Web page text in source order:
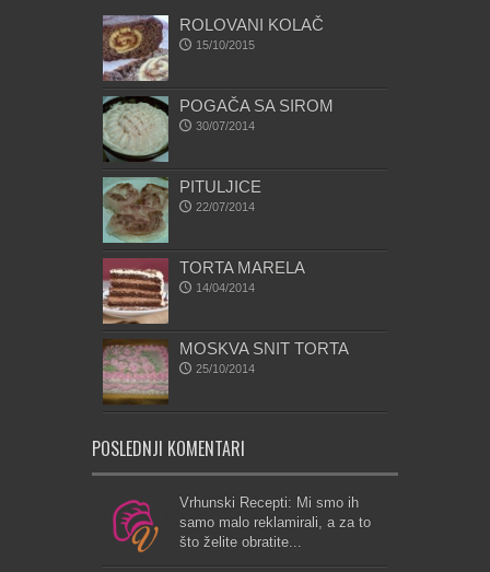
ROLOVANI KOLAČ
15/10/2015
POGAČA SA SIROM
30/07/2014
PITULJICE
22/07/2014
TORTA MARELA
14/04/2014
MOSKVA SNIT TORTA
25/10/2014
POSLEDNJI KOMENTARI
Vrhunski Recepti: Mi smo ih
samo malo reklamirali, a za to
što želite obratite...